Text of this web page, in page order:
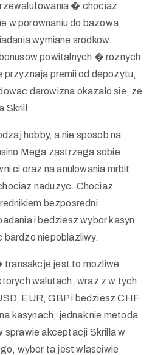
� chociaz
w porownaniu do bazowa,
wymiane srodkow.
powitalnych � roznych
przyznaja premii od depozytu,
darowizna okazalo sie, ze
Skrill.
hobby, a nie sposob na
Mega zastrzega sobie
ci oraz na anulowania mrbit
naduzyc. Chociaz
bezposredni
i bedziesz wybor kasyn
bardzo niepoblazliwy.
transakcje jest to mozliwe
walutach, wraz z w tych
EUR, GBP i bedziesz CHF.
kasynach, jednak nie metoda
sprawie akceptacji Skrilla w
wybor ta jest wlasciwie